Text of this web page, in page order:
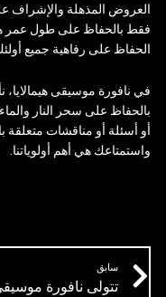
العروض المذهلة والإشراف
فقط بالحفاظ على طول عمر
الحفاظ على رفاهية جميع
في نافورة موسيقى هيمالايا،
بالحفاظ على سحر النار
أو أسئلة أو مناقشات متعلقة
واستمتاعك هي أهم أولوياتنا.
Prev
سابق